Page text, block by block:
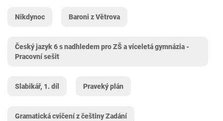
Nikdynoc Baroni z Větrova
Český jazyk 6 s nadhledem pro ZŠ a víceletá gymnázia -
Pracovní sešit
Slabikář, 1. díl Praveký plán
Gramatická cvičení z češtiny Zadání